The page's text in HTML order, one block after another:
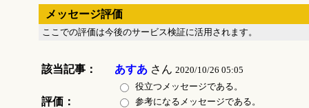
メッセージ評価
ここでの評価は今後のサービス検証に活用されます。
該当記事： あすあさん 2020/10/26 05:05
評価：
役立つメッセージである。
参考になるメッセージである。